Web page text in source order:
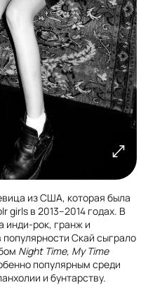
из США, которая была
girls в 2013–2014 годах. В
инди-рок, гранж и
Скай сыграло
Night Time, My Time
популярным среди
и бунтарству.